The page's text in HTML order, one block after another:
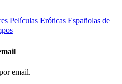
Películas Eróticas Españolas de
email.